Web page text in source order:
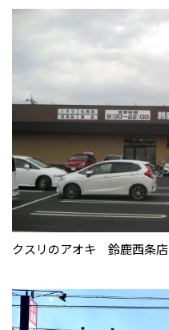
クスリのアオキ 鈴鹿西条店